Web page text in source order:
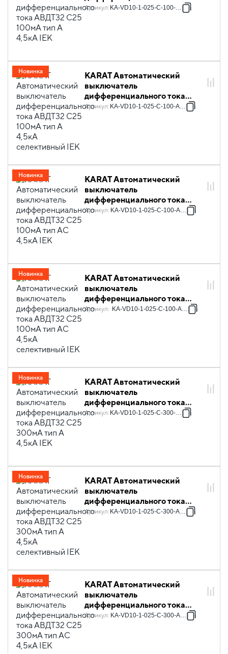
АВДТ32 C25 100мА тип A
Артикул: KA-VD10-1-025-C-100-A-1
KARAT Автоматический
выключатель
дифференциального тока
АВДТ32 C25 100мА тип A
Артикул: KA-VD10-1-025-C-100-A-1S
Новинка
KARAT Автоматический
выключатель
дифференциального тока
АВДТ32 C25 100мА тип AC
Артикул: KA-VD10-1-025-C-100-AC-1
Новинка
KARAT Автоматический
выключатель
дифференциального тока
АВДТ32 C25 100мА тип AC
Артикул: KA-VD10-1-025-C-100-AC-1S
Новинка
KARAT Автоматический
выключатель
дифференциального тока
АВДТ32 C25 300мА тип A
Артикул: KA-VD10-1-025-C-300-A-1
Новинка
KARAT Автоматический
выключатель
дифференциального тока
АВДТ32 C25 300мА тип A
Артикул: KA-VD10-1-025-C-300-A-1S
Новинка
KARAT Автоматический
выключатель
дифференциального тока
АВДТ32 C25 300мА тип AC
Артикул: KA-VD10-1-025-C-300-AC-1
Новинка